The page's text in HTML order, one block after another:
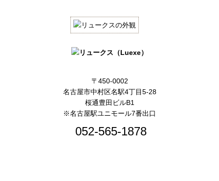
〒450-0002
名古屋市中村区名駅4丁目5-28
桜通豊田ビルB1
※名古屋駅ユニモール7番出口
052-565-1878